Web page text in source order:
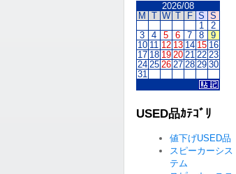
2026/08
M
T W T F S S
1
2
3
4 5 6 7 8
9
10 11 12 13 14 15 16
17 18 19 20 21 22 23
24 25 26 27 28 29 30
31
USED品ｶﾃｺﾞﾘ
値下げUSED品
スピーカーシス
テム